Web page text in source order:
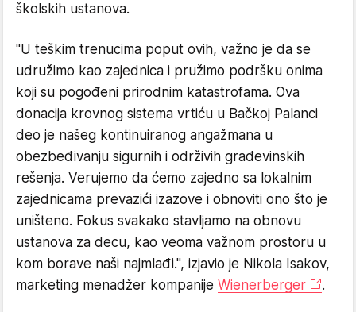
školskih ustanova.
"U teškim trenucima poput ovih, važno je da se
udružimo kao zajednica i pružimo podršku onima
koji su pogođeni prirodnim katastrofama. Ova
donacija krovnog sistema vrtiću u Bačkoj Palanci
deo je našeg kontinuiranog angažmana u
obezbeđivanju sigurnih i održivih građevinskih
rešenja. Verujemo da ćemo zajedno sa lokalnim
zajednicama prevazići izazove i obnoviti ono što je
uništeno. Fokus svakako stavljamo na obnovu
ustanova za decu, kao veoma važnom prostoru u
kom borave naši najmlađi.", izjavio je Nikola Isakov,
marketing menadžer kompanije Wienerberger .